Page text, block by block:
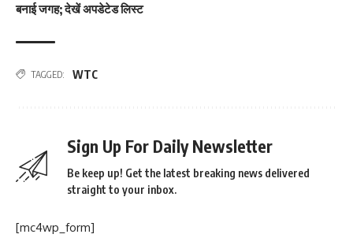
बनाई जगह; देखें अपडेटेड लिस्ट
TAGGED: WTC
Sign Up For Daily Newsletter
Be keep up! Get the latest breaking news delivered
straight to your inbox.
[mc4wp_form]